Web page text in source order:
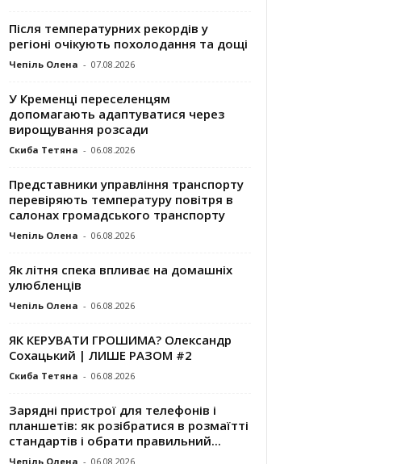
Після температурних рекордів у
регіоні очікують похолодання та дощі
Чепіль Олена - 07.08.2026
У Кременці переселенцям
допомагають адаптуватися через
вирощування розсади
Скиба Тетяна - 06.08.2026
Представники управління транспорту
перевіряють температуру повітря в
салонах громадського транспорту
Чепіль Олена - 06.08.2026
Як літня спека впливає на домашніх
улюбленців
Чепіль Олена - 06.08.2026
ЯК КЕРУВАТИ ГРОШИМА? Олександр
Сохацький | ЛИШЕ РАЗОМ #2
Скиба Тетяна - 06.08.2026
Зарядні пристрої для телефонів і
планшетів: як розібратися в розмаїтті
стандартів і обрати правильний...
Чепіль Олена - 06.08.2026